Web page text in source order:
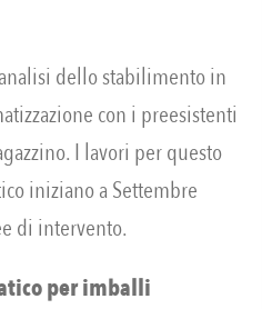
dello stabilimento in
con i preesistenti
I lavori per questo
iniziano a Settembre
di intervento.
per imballi